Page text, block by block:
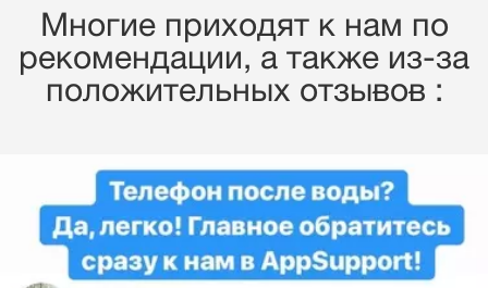
Многие приходят к нам по
рекомендации, a также из-за
положительных отзывов :